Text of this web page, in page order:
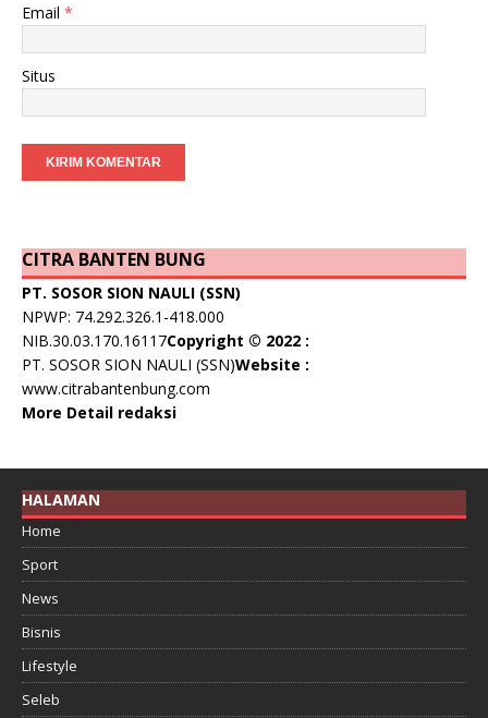
Email *
Situs
CITRA BANTEN BUNG
PT. SOSOR SION NAULI (SSN)
NPWP: 74.292.326.1-418.000
NIB.30.03.170.16117Copyright © 2022 :
PT. SOSOR SION NAULI (SSN)Website :
www.citrabantenbung.com
More Detail redaksi
HALAMAN
Home
Sport
News
Bisnis
Lifestyle
Seleb